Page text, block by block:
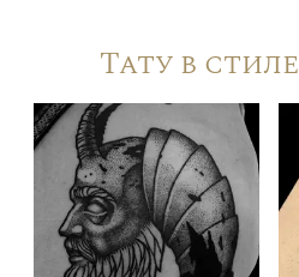
Тату в стиле